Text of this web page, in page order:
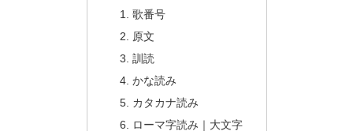
歌番号
原文
訓読
かな読み
カタカナ読み
ローマ字読み｜大文字